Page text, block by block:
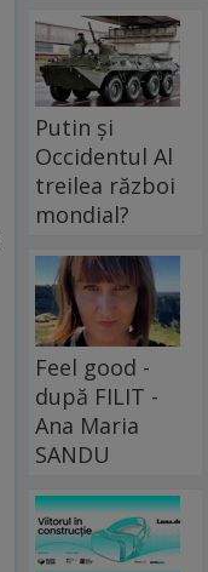
Putin și
Occidentul Al
treilea război
mondial?
Feel good -
după FILIT -
Ana Maria
SANDU